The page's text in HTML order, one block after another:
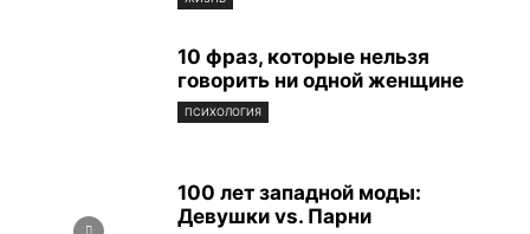
10 фраз, которые нельзя
говорить ни одной женщине
ПСИХОЛОГИЯ
100 лет западной моды:
Девушки vs. Парни